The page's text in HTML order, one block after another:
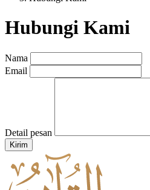
Hubungi Kami
Nama
Email
Detail pesan
Kirim